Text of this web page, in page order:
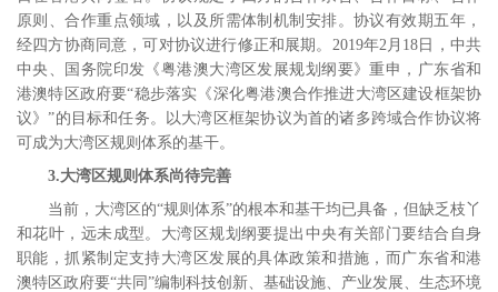
原则、合作重点领域，以及所需体制机制安排。协议有效期五年，
经四方协商同意，可对协议进行修正和展期。 2019年2月 18 日，中共
中央、国务院印发《粤港澳大湾区发展规划纲要》重申，广东省和
港澳特区政府要“稳步落实《深化粤港澳合作推进大湾区建设框架协
议》”的目标和任务。以大湾区框架协议为首的诸多跨域合作协议将
可成为大湾区规则体系的基干。
3.大湾区规则体系尚待完善
当前，大湾区的“规则体系”的根本和基干均已具备，但缺乏枝丫
和花叶，远未成型。大湾区规划纲要提出中央有关部门要结合自身
职能，抓紧制定支持大湾区发展的具体政策和措施，而广东省和港
澳特区政府要“共同”编制科技创新、基础设施、产业发展、生态环境